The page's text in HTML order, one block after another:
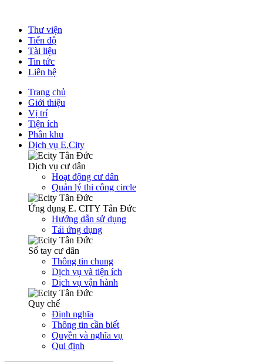
Thư viện
Tiến độ
Tài liệu
Tin tức
Liên hệ
Trang chủ
Giới thiệu
Vị trí
Tiện ích
Phân khu
Dịch vụ E.City
Dịch vụ cư dân
Hoạt động cư dân
Quản lý thi công circle
Ứng dụng E. CITY Tân Đức
Hướng dẫn sử dụng
Tải ứng dụng
Sổ tay cư dân
Thông tin chung
Dịch vụ và tiện ích
Dịch vụ vận hành
Quy chế
Định nghĩa
Thông tin cần biết
Quyền và nghĩa vụ
Qui định